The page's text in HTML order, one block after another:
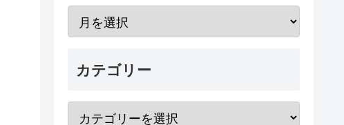
カテゴリー